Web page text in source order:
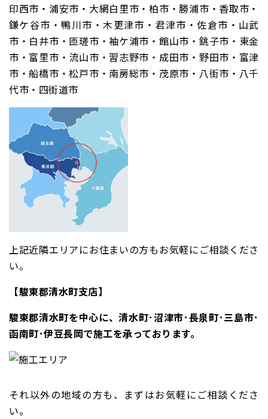
印西市・浦安市・大網白里市・柏市・勝浦市・香取市・
鎌ケ谷市・鴨川市・木更津市・君津市・佐倉市・山武
市・白井市・匝瑳市・袖ケ浦市・館山市・銚子市・東金
市・富里市・流山市・習志野市・成田市・野田市・富津
市・船橋市・松戸市・南房総市・茂原市・八街市・八千
代市・四街道市
上記近隣エリアにお住まいの方もお気軽にご相談くださ
い。
【駿東郡清水町支店】
駿東郡清水町を中心に、清水町･沼津市･長泉町･三島市･
函南町･伊豆長岡で施工を承っております。
それ以外の地域の方も、まずはお気軽にご相談くださ
い。